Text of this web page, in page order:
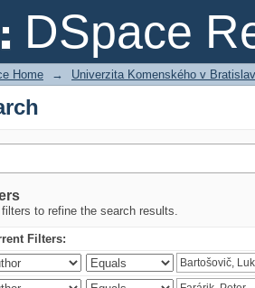
DSpace
Home → Univerzita Komenského v
filters to refine the search results.
Filters: